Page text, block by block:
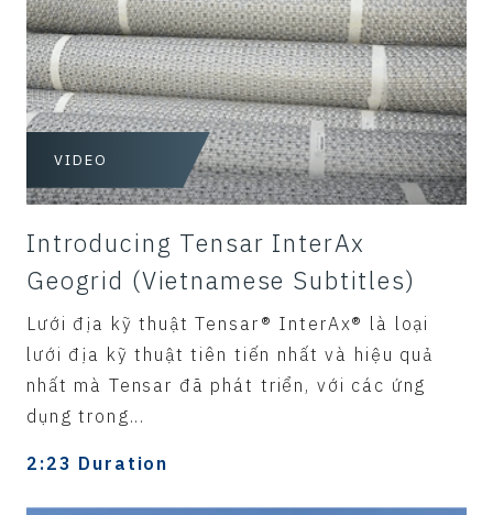
VIDEO
Introducing Tensar InterAx
Geogrid (Vietnamese Subtitles)
Lưới địa kỹ thuật Tensar® InterAx® là loại
lưới địa kỹ thuật tiên tiến nhất và hiệu quả
nhất mà Tensar đã phát triển, với các ứng
dụng trong...
2:23 Duration